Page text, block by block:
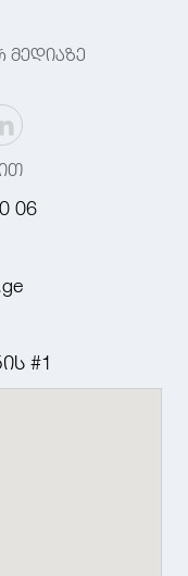
მედიაზე
06
#1